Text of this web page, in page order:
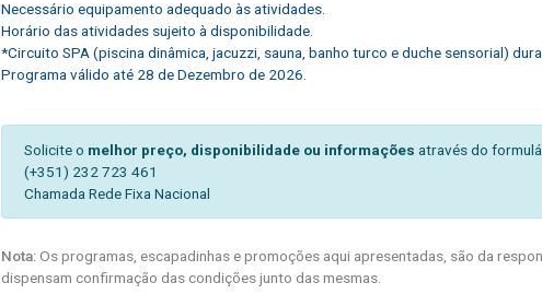
Necessário equipamento adequado às atividades.
Horário das atividades sujeito à disponibilidade.
*Circuito SPA (piscina dinâmica, jacuzzi, sauna, banho turco e duche sensorial)
Programa válido até 28 de Dezembro de 2026.
Solicite o melhor preço, disponibilidade ou informações através do
(+351) 232 723 461
Chamada Rede Fixa Nacional
Nota:Os programas, escapadinhas e promoções aqui apresentadas, são da
dispensam confirmação das condições junto das mesmas.